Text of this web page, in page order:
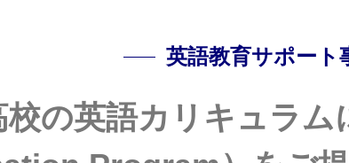
英語教育サポート
の英語カリキュラ